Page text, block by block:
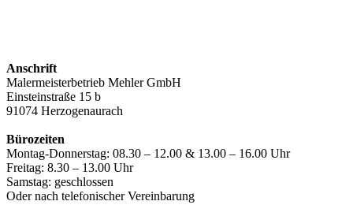
Anschrift
Malermeisterbetrieb Mehler GmbH
Einsteinstraße 15 b
91074 Herzogenaurach
Bürozeiten
Montag-Donnerstag: 08.30 – 12.00 & 13.00 – 16.00 Uhr
Freitag: 8.30 – 13.00 Uhr
Samstag: geschlossen
Oder nach telefonischer Vereinbarung